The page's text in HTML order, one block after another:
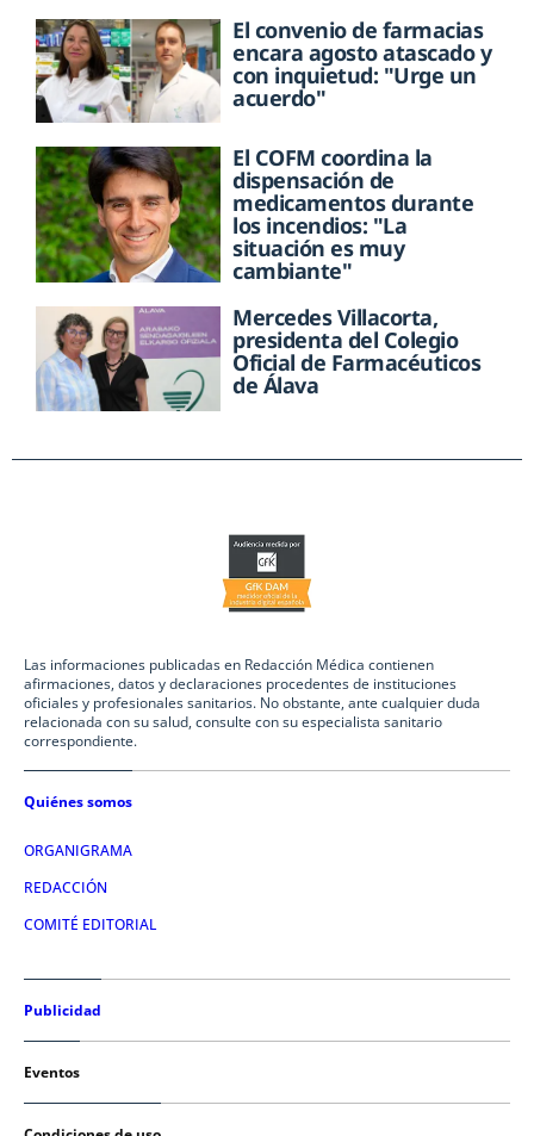
El convenio de farmacias
encara agosto atascado y
con inquietud: "Urge un
acuerdo"
El COFM coordina la
dispensación de
medicamentos durante
los incendios: "La
situación es muy
cambiante"
Mercedes Villacorta,
presidenta del Colegio
Oficial de Farmacéuticos
de Álava
Las informaciones publicadas en Redacción Médica contienen
afirmaciones, datos y declaraciones procedentes de instituciones
oficiales y profesionales sanitarios. No obstante, ante cualquier duda
relacionada con su salud, consulte con su especialista sanitario
correspondiente.
Quiénes somos
ORGANIGRAMA
REDACCIÓN
COMITÉ EDITORIAL
Publicidad
Eventos